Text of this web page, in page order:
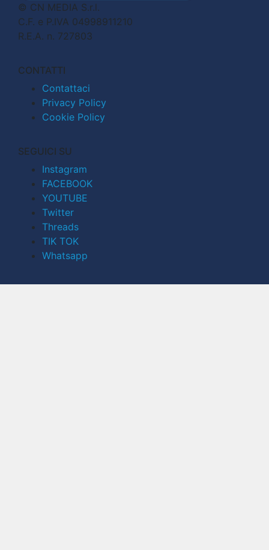
© CN MEDIA S.r.l.
C.F. e P.IVA 04998911210
R.E.A. n. 727803
CONTATTI
Contattaci
Privacy Policy
Cookie Policy
SEGUICI SU
Instagram
FACEBOOK
YOUTUBE
Twitter
Threads
TIK TOK
Whatsapp